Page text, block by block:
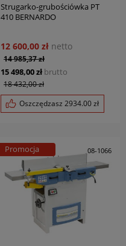
Strugarko-grubościówka PT
410 BERNARDO
15 498,00 zł brutto
18 432,00 zł
Oszczędzasz 2934.00zł
12 600,00 zł netto
14 985,37 zł
08-1066
Promocja